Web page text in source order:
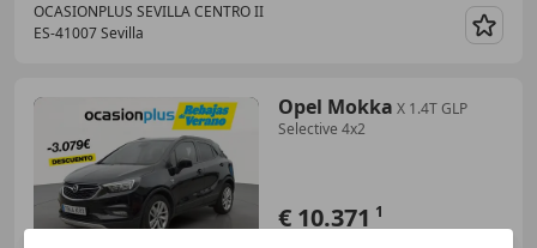
OCASIONPLUS SEVILLA CENTRO II
ES-41007 Sevilla
Opel Mokka X 1.4T GLP
Selective 4x2
€ 10.371 1